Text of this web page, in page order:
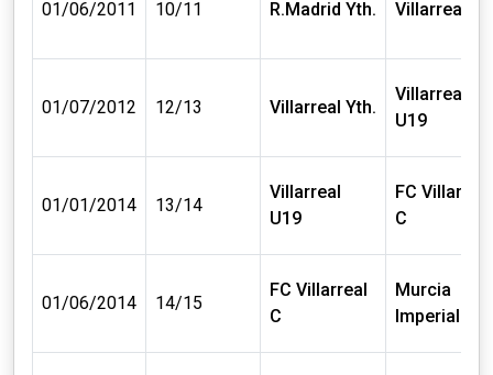
01/06/2011 10/11 R.Madrid Yth. Villarreal
01/07/2012 12/13 Villarreal Yth.
Villarreal
U19
01/01/2014 13/14
Villarreal
U19
FC Villarreal
C
01/06/2014 14/15
FC Villarreal
C
Murcia
Imperial